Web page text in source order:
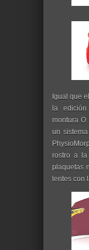
Igual que
la
montura O
un
rostro a la
plaquetas
lentes con